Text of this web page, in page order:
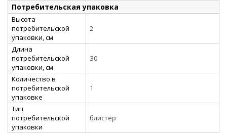
Потребительская упаковка
Высота
потребительской
упаковки, см
2
Длина
потребительской
упаковки, см
30
Количество в
потребительской
упаковке
1
Тип
потребительской
упаковки
блистер